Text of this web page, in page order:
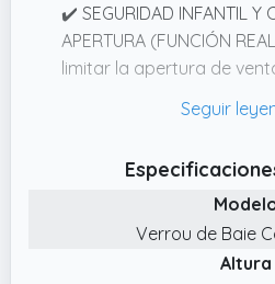
✔️ SEGURIDAD INFANTIL Y
APERTURA (FUNCIÓN
limitar la apertura de
accidentales y
antirrobo profesional.
✔️ ATENCIÓN AL CLIENTE
TRANSPARENTE Nuestro
antes de la compra para
Verrou de Baie
Altura